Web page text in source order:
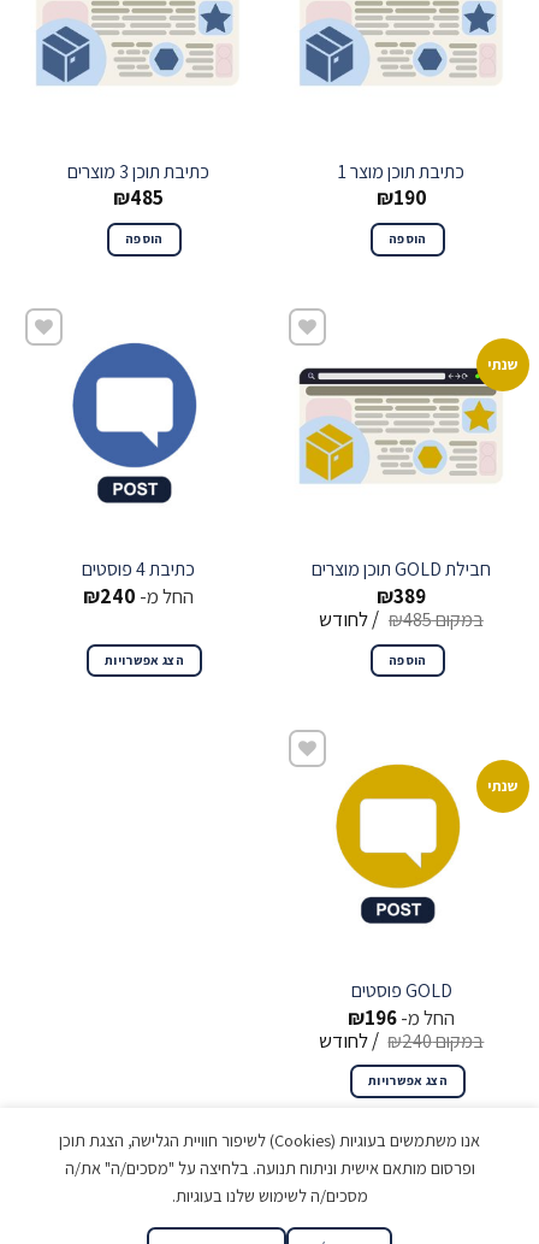
כתיבת תוכן מוצר 1
₪190
הוספה
כתיבת תוכן 3 מוצרים
₪485
הוספה
שנתי
שמור
חבילת GOLD תוכן מוצרים
₪389
₪485 / לחודש
הוספה
כתיבת 4 פוסטים
החל מ- ₪240
הצג אפשרויות
שנתי
GOLD פוסטים
החל מ- ₪196
₪240 / לחודש
הצג אפשרויות
אנו משתמשים בעוגיות (Cookies) לשיפור חוויית הגלישה, הצגת תוכן
ופרסום מותאם אישית וניתוח תנועה. בלחיצה על "מסכים/ה" את/ה
מסכים/ה לשימוש שלנו בעוגיות.